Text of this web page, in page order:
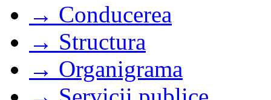
→ Conducerea
→ Structura
→ Organigrama